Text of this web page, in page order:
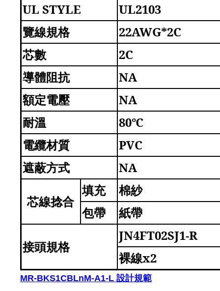
UL STYLE
UL2103
覽線規格
22AWG*2C
芯數
2C
導體阻抗
NA
額定電壓
NA
耐溫
80℃
電纜材質
PVC
遮蔽方式
NA
芯線捻合
填充
棉紗
包帶
紙帶
接頭規格
JN4FT02SJ1-R
裸線x2
MR-BKS1CBLnM-A1-L 設計規範